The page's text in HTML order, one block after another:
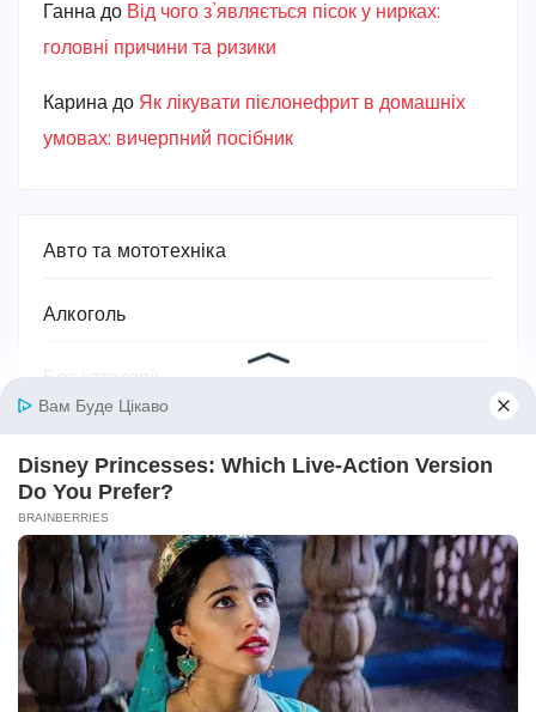
Ганна до Від чого з’являється пісок у нирках:
головні причини та ризики
Карина до Як лікувати пієлонефрит в домашніх
умовах: вичерпний посібник
Авто та мототехніка
Алкоголь
Біографії та історії життя
Бодибілдинг
Будівництво та ремонт
Ванна кімната